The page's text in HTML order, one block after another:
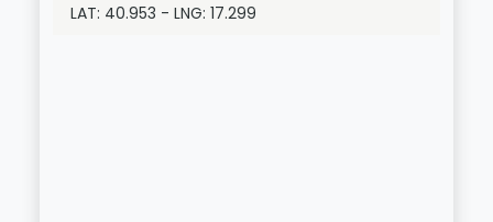
LAT: 40.953 - LNG: 17.299